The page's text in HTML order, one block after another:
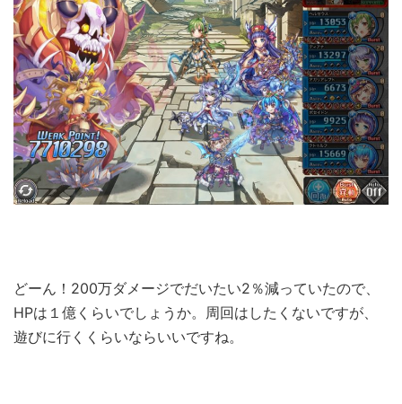
どーん！200万ダメージでだいたい2％減っていたので、
HPは１億くらいでしょうか。周回はしたくないですが、
遊びに行くくらいならいいですね。